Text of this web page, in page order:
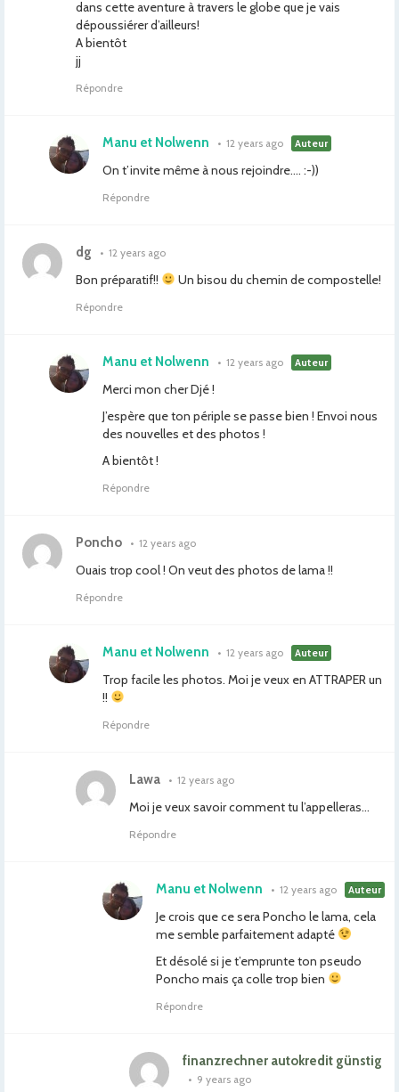
dans cette aventure à travers le globe que je vais
dépoussiérer d’ailleurs!
A bientôt
jj
Répondre
Manu et Nolwenn • 12 years ago Auteur
On t’invite même à nous rejoindre…. :-))
Répondre
dg • 12 years ago
Bon préparatif!! Un bisou du chemin de compostelle!
Répondre
Manu et Nolwenn • 12 years ago Auteur
Merci mon cher Djé !
J’espère que ton périple se passe bien ! Envoi nous
des nouvelles et des photos !
A bientôt !
Répondre
Poncho • 12 years ago
Ouais trop cool ! On veut des photos de lama !!
Répondre
Manu et Nolwenn • 12 years ago Auteur
Trop facile les photos. Moi je veux en ATTRAPER un
!!
Répondre
Lawa • 12 years ago
Moi je veux savoir comment tu l’appelleras…
Répondre
Manu et Nolwenn • 12 years ago Auteur
Je crois que ce sera Poncho le lama, cela
me semble parfaitement adapté
Et désolé si je t’emprunte ton pseudo
Poncho mais ça colle trop bien
Répondre
finanzrechner autokredit günstig
• 9 years ago